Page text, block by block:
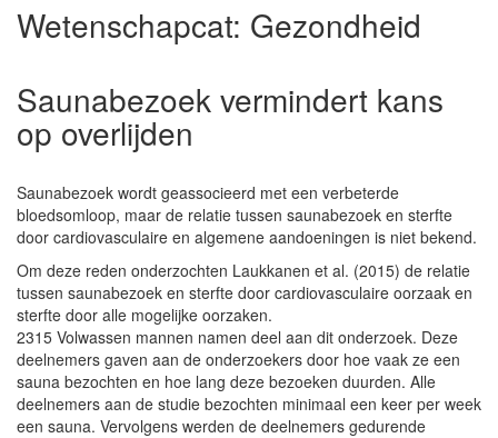
Wetenschapcat: Gezondheid
Saunabezoek vermindert kans
op overlijden
Saunabezoek wordt geassocieerd met een verbeterde
bloedsomloop, maar de relatie tussen saunabezoek en sterfte
door cardiovasculaire en algemene aandoeningen is niet bekend.
Om deze reden onderzochten Laukkanen et al. (2015) de relatie
tussen saunabezoek en sterfte door cardiovasculaire oorzaak en
sterfte door alle mogelijke oorzaken.
2315 Volwassen mannen namen deel aan dit onderzoek. Deze
deelnemers gaven aan de onderzoekers door hoe vaak ze een
sauna bezochten en hoe lang deze bezoeken duurden. Alle
deelnemers aan de studie bezochten minimaal een keer per week
een sauna. Vervolgens werden de deelnemers gedurende